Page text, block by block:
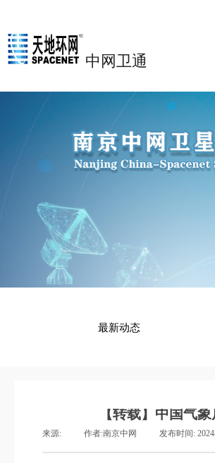
中网卫通
最新动态
【转载】中国气
来源: 作者:南京中网 发布时间: